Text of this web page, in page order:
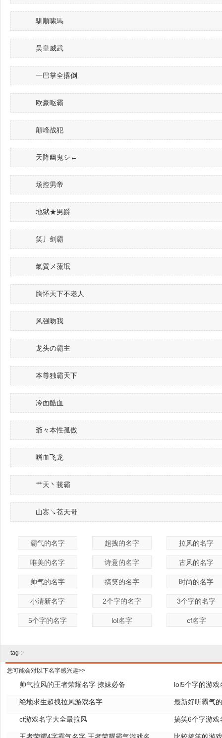
馴順啸馬
吴皇威武
一巴掌全撂倒
欧豪呕霸
顛峰战犯
天降幽鬼シ←
场控男帝
地狱★男爵
笑丿剑霸
氣質メ蓅氓
胸怀天下不老人
风强吻我
龙头の霸主
本尊独霸天下
冷面酷血
爺々本性孤傲
嗜血飞龙
艹天丶莪霸
山寨↘苍天哥
霸气的名字 超拽的名字 拉风的名字
唯美的名字 诗意的名字 古风的名字
帅气的名字 搞笑的名字 时尚的名字
小清新名字 2个字的名字 3个字的名字
5个字的名字 lol名字 cf名字
tag :
您可能会对以下名字感兴趣>>
帅气拉风的王者荣耀名字 撩妹必备 lol5个字的游
全
绝地求生超拽拉风游戏名字 最新好听霸气
cf游戏名字大全最拉风 搞笑6个字游戏